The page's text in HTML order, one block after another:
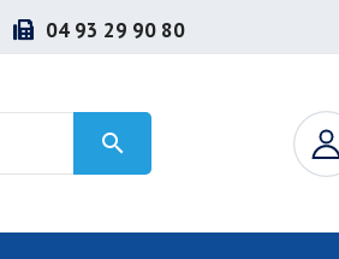
04 93 29 90 80
